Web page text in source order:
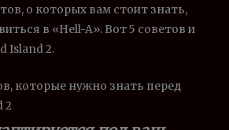
о которых вам стоит знать,
в «Hell-A». Вот 5 советов и
Island 2.
которые нужно знать перед
2